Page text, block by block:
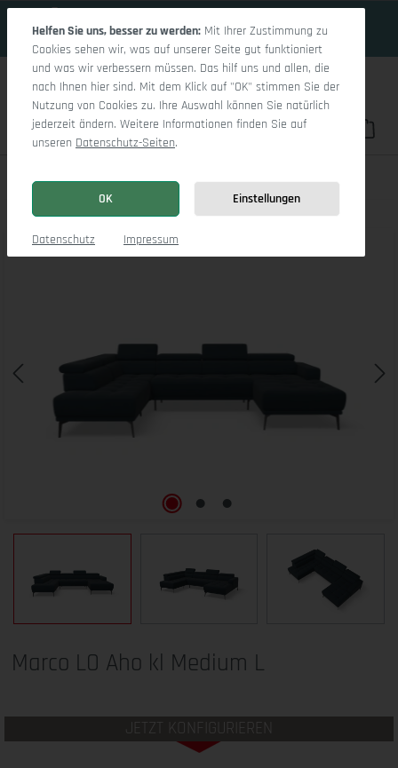
Du hast 0
Marco LO Aho kl Medium L
Bildergalerie überspringen
Marco LO Aho kl Medium L
JETZT KONFIGURIEREN
Helfen Sie uns, besser zu werden: Mit Ihrer Zustimmung zu
Cookies sehen wir, was auf unserer Seite gut funktioniert
und was wir verbessern müssen. Das hilf uns und allen, die
nach Ihnen hier sind. Mit dem Klick auf "OK" stimmen Sie der
Nutzung von Cookies zu. Ihre Auswahl können Sie natürlich
jederzeit ändern. Weitere Informationen finden Sie auf
unseren Datenschutz-Seiten.
OK Einstellungen
Datenschutz Impressum